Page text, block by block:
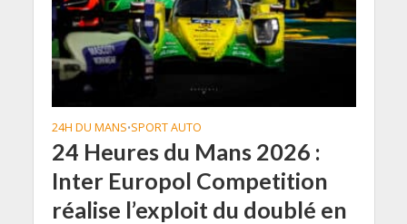
24H DU MANS•SPORT AUTO
24 Heures du Mans 2026 :
Inter Europol Competition
réalise l’exploit du doublé en